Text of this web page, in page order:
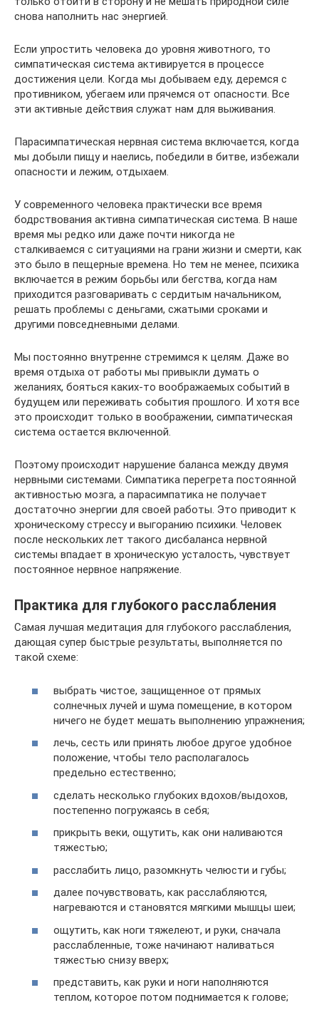
снова наполнить нас энергией.
Если упростить человека до уровня животного, то
симпатическая система активируется в процессе
достижения цели. Когда мы добываем еду, деремся с
противником, убегаем или прячемся от опасности. Все
эти активные действия служат нам для выживания.
Парасимпатическая нервная система включается, когда
мы добыли пищу и наелись, победили в битве, избежали
опасности и лежим, отдыхаем.
У современного человека практически все время
бодрствования активна симпатическая система. В наше
время мы редко или даже почти никогда не
сталкиваемся с ситуациями на грани жизни и смерти, как
это было в пещерные времена. Но тем не менее, психика
включается в режим борьбы или бегства, когда нам
приходится разговаривать с сердитым начальником,
решать проблемы с деньгами, сжатыми сроками и
другими повседневными делами.
Мы постоянно внутренне стремимся к целям. Даже во
время отдыха от работы мы привыкли думать о
желаниях, бояться каких-то воображаемых событий в
будущем или переживать события прошлого. И хотя все
это происходит только в воображении, симпатическая
система остается включенной.
Поэтому происходит нарушение баланса между двумя
нервными системами. Симпатика перегрета постоянной
активностью мозга, а парасимпатика не получает
достаточно энергии для своей работы. Это приводит к
хроническому стрессу и выгоранию психики. Человек
после нескольких лет такого дисбаланса нервной
системы впадает в хроническую усталость, чувствует
постоянное нервное напряжение.
Практика для глубокого расслабления
Самая лучшая медитация для глубокого расслабления,
дающая супер быстрые результаты, выполняется по
такой схеме:
выбрать чистое, защищенное от прямых
солнечных лучей и шума помещение, в котором
ничего не будет мешать выполнению упражнения;
лечь, сесть или принять любое другое удобное
положение, чтобы тело располагалось
предельно естественно;
сделать несколько глубоких вдохов/выдохов,
постепенно погружаясь в себя;
прикрыть веки, ощутить, как они наливаются
тяжестью;
расслабить лицо, разомкнуть челюсти и губы;
далее почувствовать, как расслабляются,
нагреваются и становятся мягкими мышцы шеи;
ощутить, как ноги тяжелеют, и руки, сначала
расслабленные, тоже начинают наливаться
тяжестью снизу вверх;
представить, как руки и ноги наполняются
теплом, которое потом поднимается к голове;